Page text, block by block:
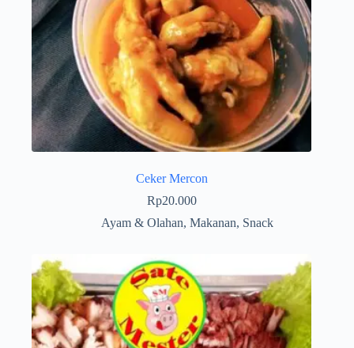
Ceker Mercon
Rp20.000
Ayam & Olahan,Makanan, Snack